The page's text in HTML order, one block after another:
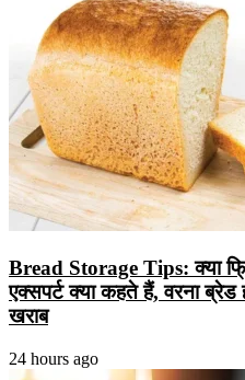
Bread Storage Tips: क्या
एक्सपर्ट क्या कहते हैं, वरना ब्रेड
खराब
24 hours ago